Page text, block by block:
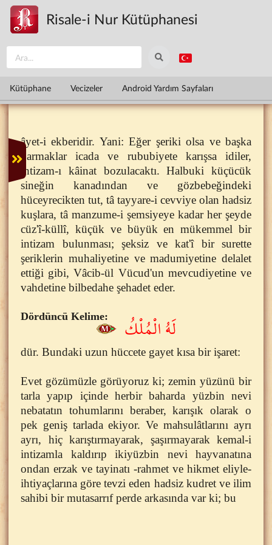
Ana içeriğe atla
Risale-i Nur Kütüphanesi
Kütüphane Vecizeler Android Yardım Sayfaları
âyet-i ekberidir. Yani: Eğer şeriki olsa ve başka
parmaklar icada ve rububiyete karışsa idiler,
intizam-ı kâinat bozulacaktı. Halbuki küçücük
sineğin kanadından ve gözbebeğindeki
hüceyrecikten tut, tâ tayyare-i cevviye olan hadsiz
kuşlara, tâ manzume-i şemsiyeye kadar her şeyde
cüz'î-küllî, küçük ve büyük en mükemmel bir
intizam bulunması; şeksiz ve kat'î bir surette
şeriklerin muhaliyetine ve madumiyetine delalet
ettiği gibi, Vâcib-ül Vücud'un mevcudiyetine ve
vahdetine bilbedahe şehadet eder.
Dördüncü Kelime: لَهُ الْمُلْكُ
dür. Bundaki uzun hüccete gayet kısa bir işaret:
Evet gözümüzle görüyoruz ki; zemin yüzünü bir
tarla yapıp içinde herbir baharda yüzbin nevi
nebatatın tohumlarını beraber, karışık olarak o
pek geniş tarlada ekiyor. Ve mahsulâtlarını ayrı
ayrı, hiç karıştırmayarak, şaşırmayarak kemal-i
intizamla kaldırıp ikiyüzbin nevi hayvanatına
ondan erzak ve tayinatı -rahmet ve hikmet eliyle-
ihtiyaçlarına göre tevzi eden hadsiz kudret ve ilim
sahibi bir mutasarrıf perde arkasında var ki; bu